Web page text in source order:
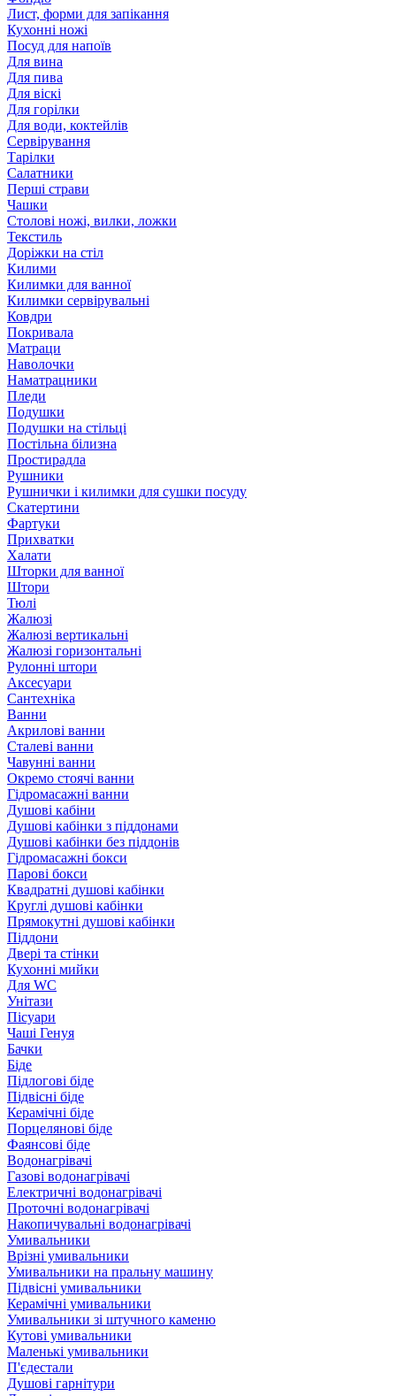
Лист, форми для запікання
Кухонні ножі
Посуд для напоїв
Для вина
Для пива
Для віскі
Для горілки
Для води, коктейлів
Сервірування
Тарілки
Салатники
Перші страви
Чашки
Столові ножі, вилки, ложки
Текстиль
Доріжки на стіл
Килими
Килимки для ванної
Килимки сервірувальні
Ковдри
Покривала
Матраци
Наволочки
Наматрацники
Пледи
Подушки
Подушки на стільці
Постільна білизна
Простирадла
Рушники
Рушнички і килимки для сушки посуду
Скатертини
Фартуки
Прихватки
Халати
Шторки для ванної
Штори
Тюлі
Жалюзі
Жалюзі вертикальні
Жалюзі горизонтальні
Рулонні штори
Аксесуари
Сантехніка
Ванни
Акрилові ванни
Сталеві ванни
Чавунні ванни
Окремо стоячі ванни
Гідромасажні ванни
Душові кабіни
Душові кабінки з піддонами
Душові кабінки без піддонів
Гідромасажні бокси
Парові бокси
Квадратні душові кабінки
Круглі душові кабінки
Прямокутні душові кабінки
Піддони
Двері та стінки
Кухонні мийки
Для WC
Унітази
Пісуари
Чаші Генуя
Бачки
Біде
Підлогові біде
Підвісні біде
Керамічні біде
Порцелянові біде
Фаянсові біде
Водонагрівачі
Газові водонагрівачі
Електричні водонагрівачі
Проточні водонагрівачі
Накопичувальні водонагрівачі
Умивальники
Врізні умивальники
Умивальники на пральну машину
Підвісні умивальники
Керамічні умивальники
Умивальники зі штучного каменю
Кутові умивальники
Маленькі умивальники
П'єдестали
Душові гарнітури